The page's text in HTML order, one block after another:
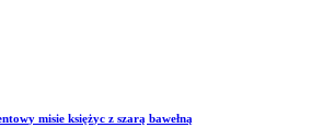
misie księżyc z szarą bawełną